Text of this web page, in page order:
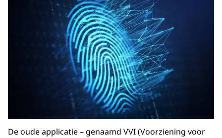
De oude applicatie – genaamd VVI (Voorziening voor